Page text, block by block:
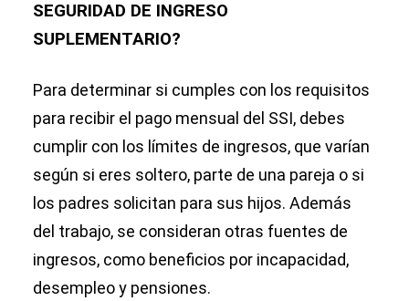
SEGURIDAD DE INGRESO
SUPLEMENTARIO?
Para determinar si cumples con los requisitos
para recibir el pago mensual del SSI, debes
cumplir con los límites de ingresos, que varían
según si eres soltero, parte de una pareja o si
los padres solicitan para sus hijos. Además
del trabajo, se consideran otras fuentes de
ingresos, como beneficios por incapacidad,
desempleo y pensiones.